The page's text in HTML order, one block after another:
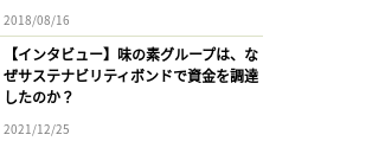
2018/08/16
【インタビュー】味の素グループは、な
ぜサステナビリティボンドで資金を調達
したのか？
2021/12/25